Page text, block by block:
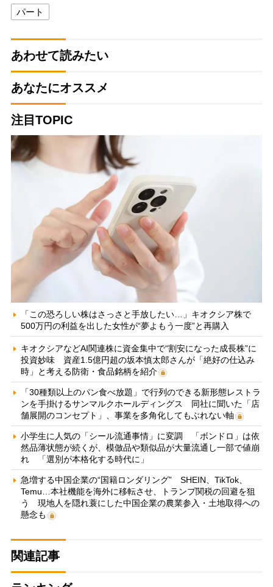
パート
あわせて読みたい
あなたにオススメ
注目TOPIC
「この恐ろしい株はさっさと手放したい…」キオクシア株で
500万円の利益を出した女性が“夢よもう一度”と再購入
キオクシアなどAI関連株に資金集中で“割安になった成長株”に
投資妙味 資産1.5億円超の坂本慎太郎さんが「絶好の仕込み
時」と考える防衛・食品銘柄を紹介
「30種類以上のパン食べ放題」で行列のできる新形態レストラ
ンを手掛けるサンマルクホールディングス 同社に聞いた「店
舗展開のコンセプト」、事業を多角化してもぶれない軸
小学生に人気の「シール流通事情」に変調 「ボンドロ」は依
然品薄状態が続くが、模倣品や類似品が大量流通し一部で値崩
れ 「選別が本格化する時代に」
急増する中国企業の“国籍ロンダリング” SHEIN、TikTok、
Temu…本社機能を海外に移転させ、トランプ関税の回避を狙
う 現地人を隠れ蓑にした中国企業の農業参入・土地取得への
懸念も
関連記事